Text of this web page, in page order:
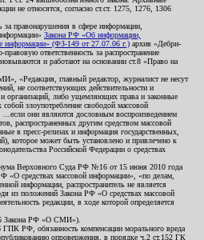
не относятся, согласно ст.ст. 1275, 1276, 1306
за правонарушения в сфере информации,
Закона РФ «Об информации,
информации» (ФЗ-149 от 27.07.06 г.) архив «Дебри-
ответственность за распространение
и работают на основании ст.8 «Право на
«Редакция, главный редактор, журналист не несут
не соответствующих действительности и
организаций, либо ущемляющих права и законные
злоупотребление свободой массовой
они являются дословным воспроизведением
распространенных другим средством массовой
в пресс-релизах и информация государственных,
которое может быть установлено и привлечено к
Российской Федерации о средствах
Верховного Суда РФ №16 от 15 июня 2010 года
«О средствах массовой информации», «по делам,
информации, распространитель не является
из положений Закона РФ «О средствах массовой
редакции, в ходе которой определяется
Закона РФ «О СМИ»).
ГПК РФ, обязанность компенсации морального вреда
опровержения, в порядке ч.2 ст.152 ГК